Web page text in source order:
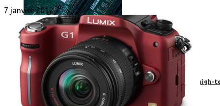
Prendre une extension de garantie pour vos appareils high-
7 janvier 2012